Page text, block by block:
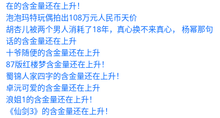
在的含金量还在上升！
泡泡玛特玩偶拍出108万元人民币天价
胡杏儿被两个男人消耗了18年，真心换不来真心， 杨幂那句
话的含金量还在上升
十爷随便的含金量还在上升
87版红楼梦含金量还在上升！
蜀锦人家四字的含金量还在上升！
卓沅可爱的含金量还在上升
浪姐1的含金量还在上升！
《仙剑3》的含金量还在上升！